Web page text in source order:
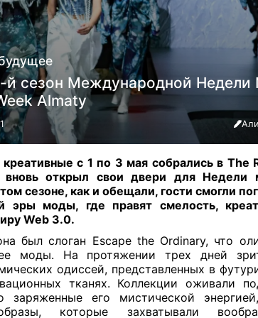
й сезон Международной
Almaty
с 1 по 3 мая собрались в The
вновь открыл свои двери для Недели
сезоне, как и обещали, гости смогли
эры моды, где правят смелость,
Web 3.0.
был слоган Escape the Ordinary, что
моды. На протяжении трех дней
одиссей, представленных в
тканях. Коллекции оживали
заряженные его мистической
которые захватывали